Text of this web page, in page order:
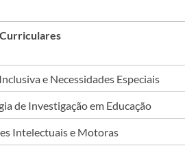
e Necessidades Especiais
de Investigação em Educação
Intelectuais e Motoras